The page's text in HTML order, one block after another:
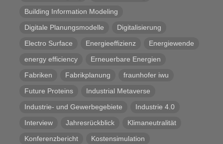
Building Information Modeling
Digitale Planungsmodelle
Digitalisierung
Electro Surface
Energieeffizienz
Energiewende
energy efficiency
Erneuerbare Energien
Fabriken
Fabrikplanung
fraunhofer iwu
Future Proteins
Industrial Metaverse
Industrie- und Gewerbegebiete
Industrie 4.0
Interview
Jahresrückblick
Klimaneutralität
Konferenzbericht
Kostensimulation